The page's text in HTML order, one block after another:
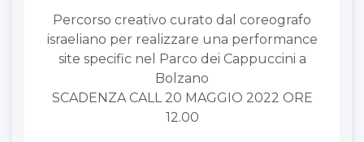
Percorso creativo curato dal coreografo
israeliano per realizzare una performance
site specific nel Parco dei Cappuccini a
Bolzano
SCADENZA CALL 20 MAGGIO 2022 ORE
12.00